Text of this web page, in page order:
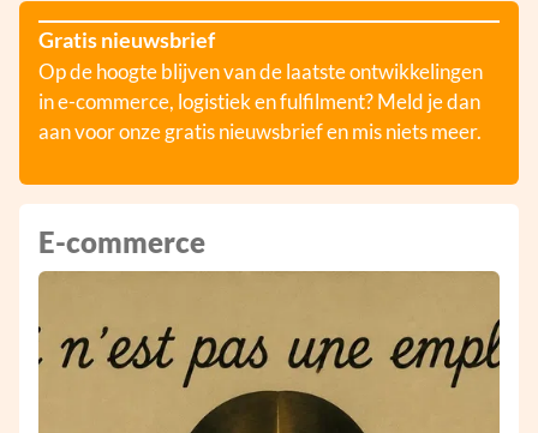
Gratis nieuwsbrief
Op de hoogte blijven van de laatste ontwikkelingen
in e-commerce, logistiek en fulfilment? Meld je dan
aan voor onze gratis nieuwsbrief en mis niets meer.
E-commerce